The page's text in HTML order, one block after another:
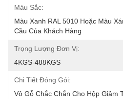
Màu Sắc:
Màu Xanh RAL 5010 Hoặc Màu
Cầu Của Khách Hàng
Trọng Lượng Đơn Vị:
4KGS-488KGS
Chi Tiết Đóng Gói:
Vỏ Gỗ Chắc Chắn Cho Hộp Giảm